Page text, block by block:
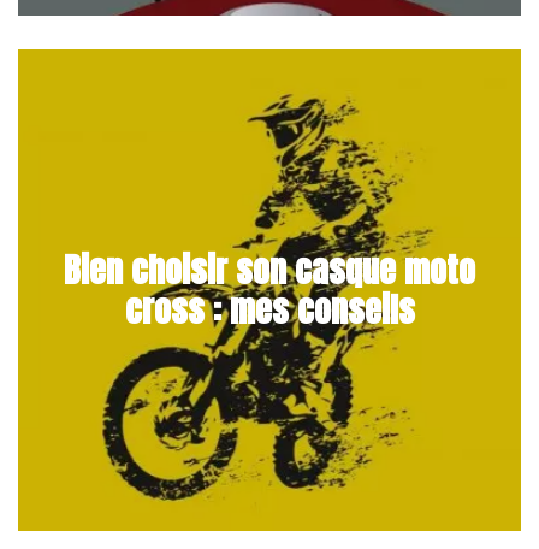
Bien choisir son casque moto
cross : mes conseils